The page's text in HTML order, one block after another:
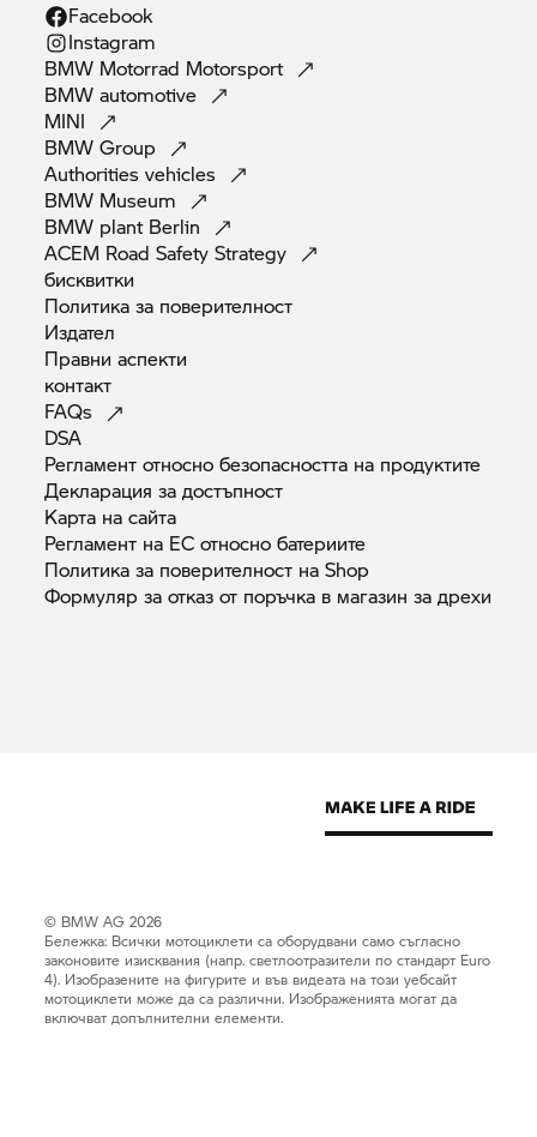
Facebook
Instagram
BMW Motorrad Motorsport
BMWautomotive
MINI
BMWGroup
Authoritiesvehicles
BMW Museum
BMW plant Berlin
ACEM Road SafetyStrategy
бисквитки
Политика за поверителност
Издател
Правниаспекти
контакт
FAQs
DSA
Регламент относно безопасността на продуктите
Декларация задостъпност
Карта насайта
Регламент на ЕС относнобатериите
Политика за поверителност наShop
Формуляр за отказ от поръчка в магазин задрехи
© BMW AG 2026
Бележка: Всички мотоциклети са оборудвани само съгласно
законовите изисквания (напр. светлоотразители по стандарт Euro
4). Изобразените на фигурите и във видеата на този уебсайт
мотоциклети може да са различни. Изображенията могат да
включват допълнителни елементи.